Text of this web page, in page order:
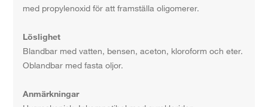
med propylenoxid för att framställa oligomerer.
Löslighet
Blandbar med vatten, bensen, aceton, kloroform och eter.
Oblandbar med fasta oljor.
Anmärkningar